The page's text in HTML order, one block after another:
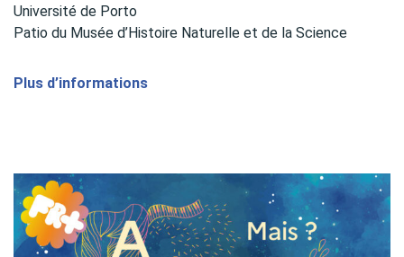
Université de Porto
Patio du Musée d’Histoire Naturelle et de la Science
Plus d’informations